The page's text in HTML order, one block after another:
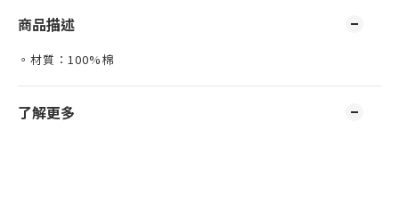
商品描述
。材質：100%棉
了解更多